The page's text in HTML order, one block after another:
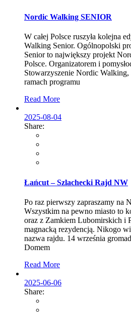
Nordic Walking SENIOR
W całej Polsce ruszyła kolejna
Walking Senior. Ogólnopolski
Senior to największy projekt
Polsce. Organizatorem i
Stowarzyszenie Nordic
ramach programu
Read More
2025-08-04
Share:
Łańcut – Szlachecki Rajd NW
Po raz pierwszy zapraszamy na
Wszystkim na pewno miasto to
oraz z Zamkiem Lubomirskich i
magnacką rezydencją. Nikogo
nazwa rajdu. 14 września
Domem
Read More
2025-06-06
Share: